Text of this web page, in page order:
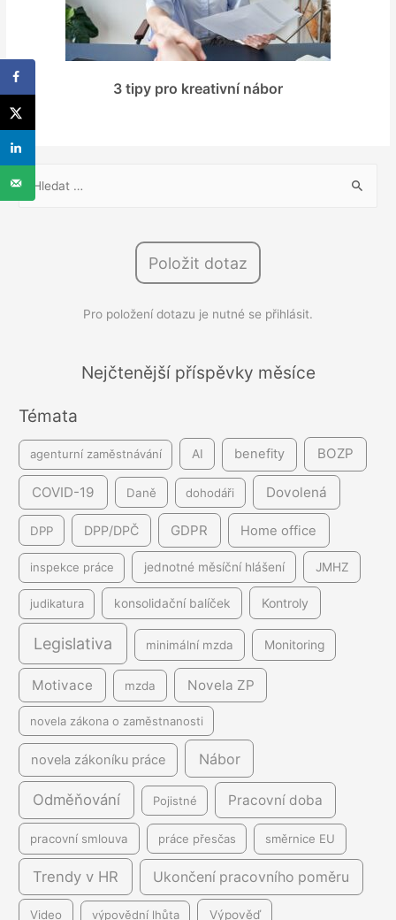
3 tipy pro kreativní nábor
y
í
Položit dotaz
Pro položení dotazu je nutné se přihlásit.
Nejčtenější příspěvky měsíce
Témata
agenturní zaměstnávání AI benefity BOZP
COVID-19 Daně dohodáři Dovolená
DPP DPP/DPČ GDPR Home office
inspekce práce jednotné měsíční hlášení JMHZ
judikatura konsolidační balíček Kontroly
Legislativa minimální mzda Monitoring
Motivace mzda Novela ZP
novela zákona o zaměstnanosti
novela zákoníku práce Nábor
Odměňování Pojistné Pracovní doba
pracovní smlouva práce přesčas směrnice EU
Trendy v HR Ukončení pracovního poměru
Video výpovědní lhůta Výpověď